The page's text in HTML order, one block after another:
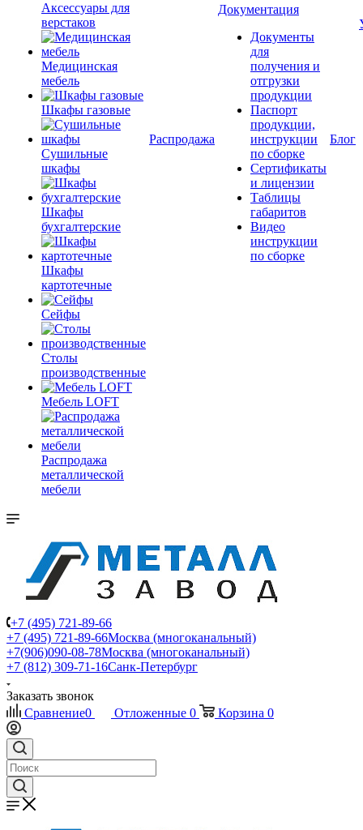
Аксессуары для
верстаков
Медицинская
мебель
Шкафы газовые
Сушильные
шкафы
Шкафы
бухгалтерские
Шкафы
картотечные
Сейфы
Столы
производственные
Мебель LOFT
Распродажа
металлической
мебели
Распродажа
Документация
Документы
для
получения и
отгрузки
продукции
Паспорт
продукции,
инструкции
по сборке
Сертификаты
и лицензии
Таблицы
габаритов
Видео
инструкции
по сборке
Блог
+7 (495) 721-89-66
+7 (495) 721-89-66Москва (многоканальный)
+7(906)090-08-78Москва (многоканальный)
+7 (812) 309-71-16Санк-Петербург
Заказать звонок
Сравнение0 Отложенные 0 Корзина 0